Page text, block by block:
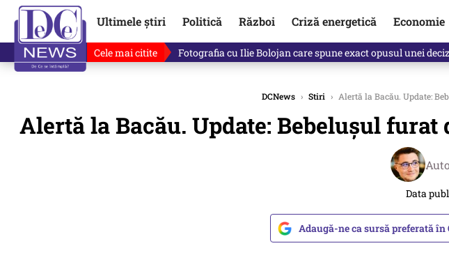
Ultimele știri Politică Război Criză energetică Economie
Cele mai citite Lucruri neștiute despre Mihai Vîrdol, dezvăluite de o
DCNews › Stiri › Alertă la Bacău. Update:
Alertă la Bacău. Update: Bebelușul
Data
Adaugă-ne ca sursă preferată în